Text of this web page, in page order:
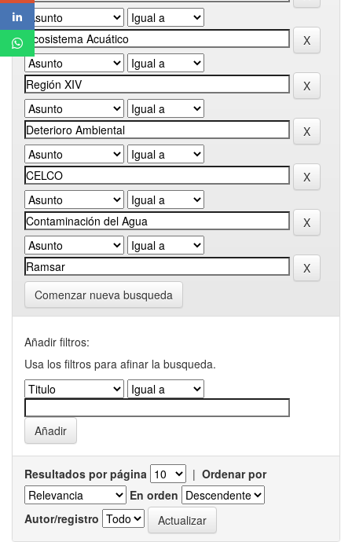
Comenzar nueva busqueda
Añadir filtros:
Usa los filtros para afinar la busqueda.
Resultados por página | Ordenar por
En orden
Autor/registro